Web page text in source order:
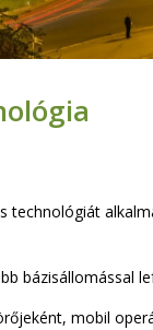
technológiát
bázisállomással
mobil